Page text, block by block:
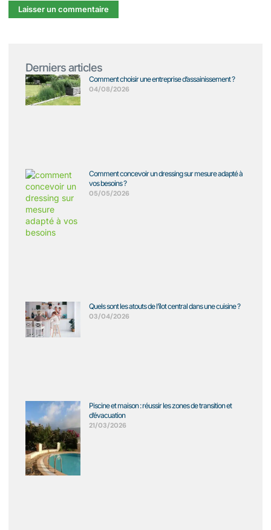
Derniers articles
Comment choisir une entreprise d’assainissement ?
04/08/2026
Comment concevoir un dressing sur mesure adapté à
vos besoins ?
05/05/2026
Quels sont les atouts de l’îlot central dans une cuisine ?
03/04/2026
Piscine et maison : réussir les zones de transition et
d’évacuation
21/03/2026